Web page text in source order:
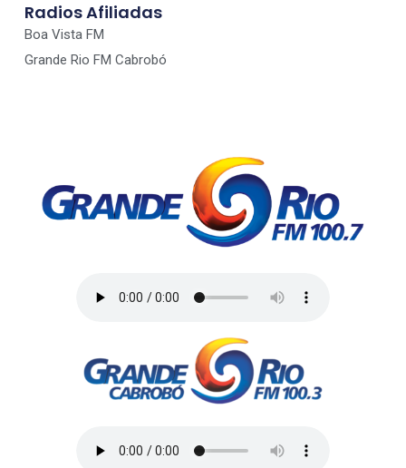
Radios Afiliadas
Boa Vista FM
Grande Rio FM Cabrobó